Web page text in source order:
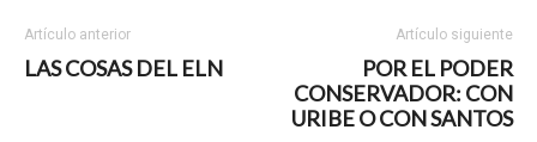
Artículo anterior
LAS COSAS DEL ELN
Artículo siguiente
POR EL PODER
CONSERVADOR: CON
URIBE O CON SANTOS